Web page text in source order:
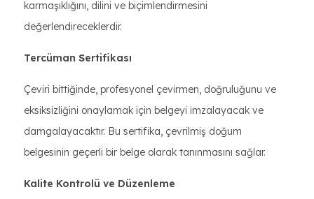
karmaşıklığını, dilini ve biçimlendirmesini
değerlendireceklerdir.
Tercüman Sertifikası
Çeviri bittiğinde, profesyonel çevirmen, doğruluğunu ve
eksiksizliğini onaylamak için belgeyi imzalayacak ve
damgalayacaktır. Bu sertifika, çevrilmiş doğum
belgesinin geçerli bir belge olarak tanınmasını sağlar.
Kalite Kontrolü ve Düzenleme